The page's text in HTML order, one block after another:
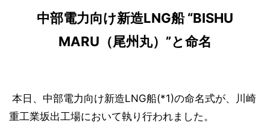
中部電力向け新造LNG船 “BISHU
MARU（尾州丸）”と命名
本日、中部電力向け新造LNG船(*1)の命名式が、川崎
重工業坂出工場において執り行われました。